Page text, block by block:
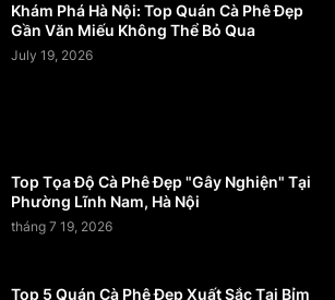
Khám Phá Hà Nội: Top Quán Cà Phê Đẹp
Gần Văn Miếu Không Thể Bỏ Qua
July 19, 2026
Top Tọa Độ Cà Phê Đẹp "Gây Nghiện" Tại
Phường Lĩnh Nam, Hà Nội
tháng 7 19, 2026
Top 5 Quán Cà Phê Đẹp Xuất Sắc Tại Bỉm